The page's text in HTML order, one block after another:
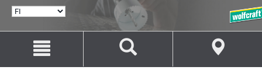
sisältöön
navigaatioon